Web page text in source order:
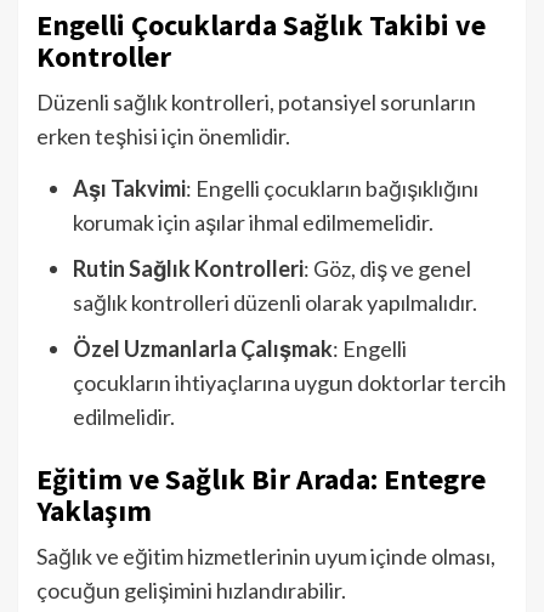
Engelli Çocuklarda Sağlık Takibi ve
Kontroller
Düzenli sağlık kontrolleri, potansiyel sorunların
erken teşhisi için önemlidir.
Aşı Takvimi: Engelli çocukların bağışıklığını
korumak için aşılar ihmal edilmemelidir.
Rutin Sağlık Kontrolleri: Göz, diş ve genel
sağlık kontrolleri düzenli olarak yapılmalıdır.
Özel Uzmanlarla Çalışmak: Engelli
çocukların ihtiyaçlarına uygun doktorlar tercih
edilmelidir.
Eğitim ve Sağlık Bir Arada: Entegre
Yaklaşım
Sağlık ve eğitim hizmetlerinin uyum içinde olması,
çocuğun gelişimini hızlandırabilir.